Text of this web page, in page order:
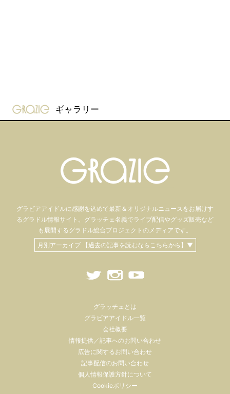
gravure-grazie
ギャラリー
グラビアアイドルに感謝を込めて最新＆オリジナルニュースをお届けす
るグラドル情報サイト。 グラッチェ名義でライブ配信やグッズ販売など
も 展開するグラドル総合プロジェクトのメディアです。
月別アーカイブ 【過去の記事を読むならこちらから】▼
グラッチェとは
グラビアアイドル一覧
会社概要
情報提供／記事へのお問い合わせ
広告に関するお問い合わせ
記事配信のお問い合わせ
個人情報保護方針について
Cookieポリシー